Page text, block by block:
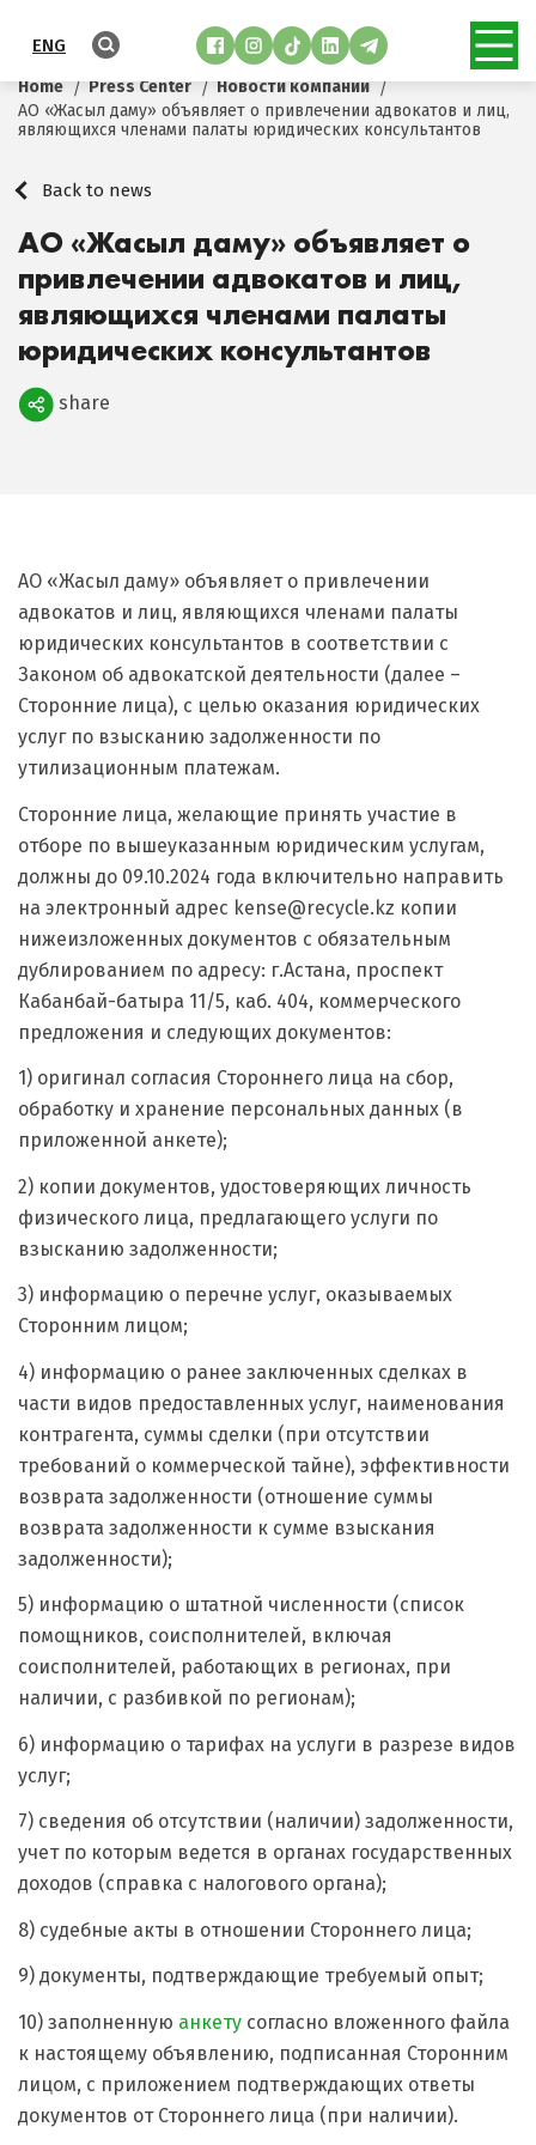
ENG
Home Press Center
Новости компании
АО «Жасыл даму» объявляет о привлечении адвокатов и лиц,
являющихся членами палаты юридических консультантов
Back to news
АО «Жасыл даму» объявляет о
привлечении адвокатов и лиц,
являющихся членами палаты
юридических консультантов
Поделиться
share
АО «Жасыл даму» объявляет о привлечении
адвокатов и лиц, являющихся членами палаты
юридических консультантов в соответствии с
Законом об адвокатской деятельности (далее –
Сторонние лица), с целью оказания юридических
услуг по взысканию задолженности по
утилизационным платежам.
Сторонние лица, желающие принять участие в
отборе по вышеуказанным юридическим услугам,
должны до 09.10.2024 года включительно направить
на электронный адрес kense@recycle.kz копии
нижеизложенных документов с обязательным
дублированием по адресу: г.Астана, проспект
Кабанбай-батыра 11/5, каб. 404, коммерческого
предложения и следующих документов:
1) оригинал согласия Стороннего лица на сбор,
обработку и хранение персональных данных (в
приложенной анкете);
2) копии документов, удостоверяющих личность
физического лица, предлагающего услуги по
взысканию задолженности;
3) информацию о перечне услуг, оказываемых
Сторонним лицом;
4) информацию о ранее заключенных сделках в
части видов предоставленных услуг, наименования
контрагента, суммы сделки (при отсутствии
требований о коммерческой тайне), эффективности
возврата задолженности (отношение суммы
возврата задолженности к сумме взыскания
задолженности);
5) информацию о штатной численности (список
помощников, соисполнителей, включая
соисполнителей, работающих в регионах, при
наличии, с разбивкой по регионам);
6) информацию о тарифах на услуги в разрезе видов
услуг;
7) сведения об отсутствии (наличии) задолженности,
учет по которым ведется в органах государственных
доходов (справка с налогового органа);
8) судебные акты в отношении Стороннего лица;
9) документы, подтверждающие требуемый опыт;
10) заполненную анкету согласно вложенного файла
к настоящему объявлению, подписанная Сторонним
лицом, с приложением подтверждающих ответы
документов от Стороннего лица (при наличии).